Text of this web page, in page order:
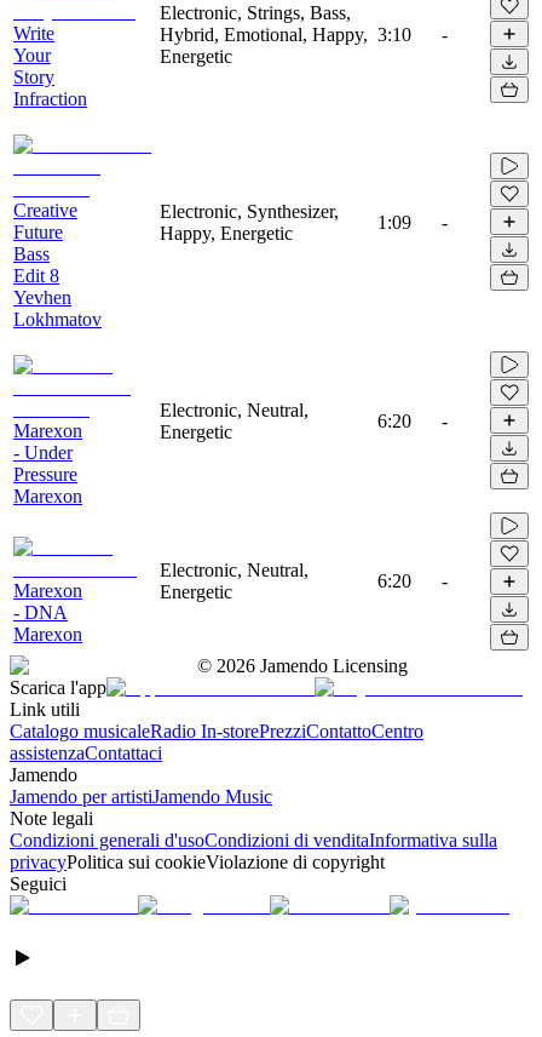
Write
Your
Story
Infraction
Electronic, Strings, Bass,
Hybrid, Emotional, Happy,
Energetic
3:10 -
Creative
Future
Bass
Edit 8
Yevhen
Lokhmatov
Electronic, Synthesizer,
Happy, Energetic
1:09 -
Marexon
- Under
Pressure
Marexon
Electronic, Neutral,
Energetic
6:20 -
Marexon
- DNA
Marexon
Electronic, Neutral,
Energetic
6:20 -
© 2026 Jamendo Licensing
Scarica l'app
Link utili
Catalogo musicaleRadio In-storePrezziContattoCentro
assistenzaContattaci
Jamendo
Jamendo per artistiJamendo Music
Note legali
Condizioni generali d'usoCondizioni di venditaInformativa sulla
privacyPolitica sui cookieViolazione di copyright
Seguici